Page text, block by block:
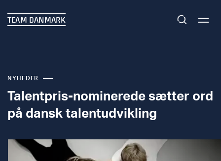
TEAM DANMARK
NYHEDER
Talentpris-nominerede sætter ord
på dansk talentudvikling